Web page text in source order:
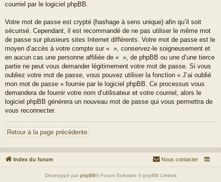
courriel par le logiciel phpBB.
Votre mot de passe est crypté (hashage à sens unique) afin qu’il soit
sécurisé. Cependant, il est recommandé de ne pas utiliser le même mot
de passe sur plusieurs sites Internet différents. Votre mot de passe est le
moyen d’accès à votre compte sur « », conservez-le soigneusement et
en aucun cas une personne affiliée de « », de phpBB ou une d’une tierce
partie ne peut vous demander légitimement votre mot de passe. Si vous
oubliez votre mot de passe, vous pouvez utiliser la fonction « J’ai oublié
mon mot de passe » fournie par le logiciel phpBB. Ce processus vous
demandera de fournir votre nom d’utilisateur et votre courriel, alors le
logiciel phpBB générera un nouveau mot de passe qui vous permettra de
vous reconnecter.
Retour à la page précédente
Index du forum Nous contacter
Développé par phpBB® Forum Software © phpBB Limited